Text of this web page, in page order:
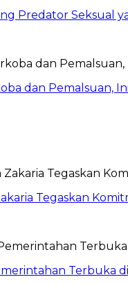
Predator Seksual
dan Pemalsuan,
Tegaskan
Terbuka di